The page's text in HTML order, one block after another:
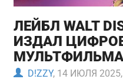
ЛЕЙБЛ WALT
ИЗДАЛ
МУЛЬТФИЛЬМА
D!ZZY, 14 ИЮЛЯ 2025,